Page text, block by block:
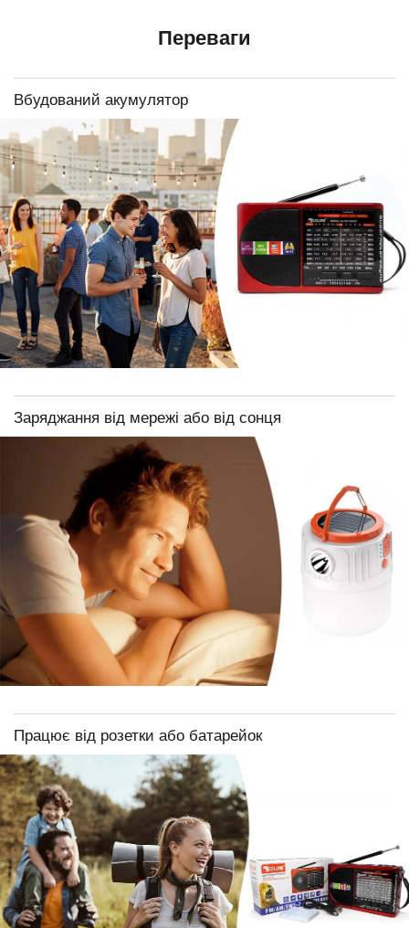
Переваги
Вбудований акумулятор
Заряджання від мережі або від сонця
Працює від розетки або батарейок